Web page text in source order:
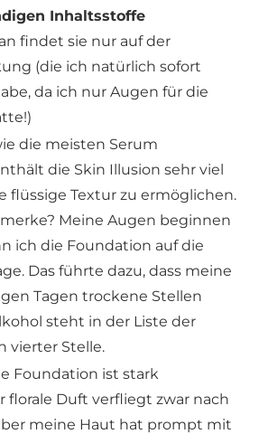
Inhaltsstoffe
findet sie nur auf der
(die ich natürlich sofort
da ich nur Augen für die
die meisten Serum
die Skin Illusion sehr viel
flüssige Textur zu ermöglichen.
Meine Augen beginnen
ich die Foundation auf die
Das führte dazu, dass meine
Tagen trockene Stellen
steht in der Liste der
vierter Stelle.
Foundation ist stark
florale Duft verfliegt zwar nach
meine Haut hat prompt mit